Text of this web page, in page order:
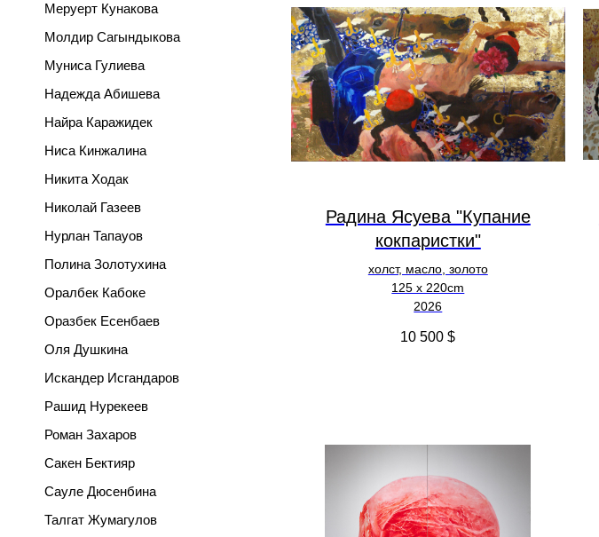
Меруерт Кунакова
Молдир Сагындыкова
Муниса Гулиева
Надежда Абишева
Найра Каражидек
Ниса Кинжалина
Никита Ходак
Николай Газеев
Нурлан Тапауов
Полина Золотухина
Оралбек Кабоке
Оразбек Есенбаев
Оля Душкина
Искандер Исгандаров
Рашид Нурекеев
Роман Захаров
Сакен Бектияр
Сауле Дюсенбина
Талгат Жумагулов
Радина Ясуева "Купание
кокпаристки"
холст, масло, золото
125 х 220cm
2026
10 500 $